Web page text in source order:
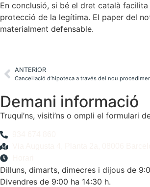
En conclusió, si bé el dret català
protecció de la legítima. El paper del
materialment defensable.
ANTERIOR
Cancel·lació d’hipoteca a través del nou
Demani informació
Truqui’ns, visiti’ns o ompli el formulari
Dilluns, dimarts, dimecres i dijous de
Divendres de 9:00 ha 14:30 h.